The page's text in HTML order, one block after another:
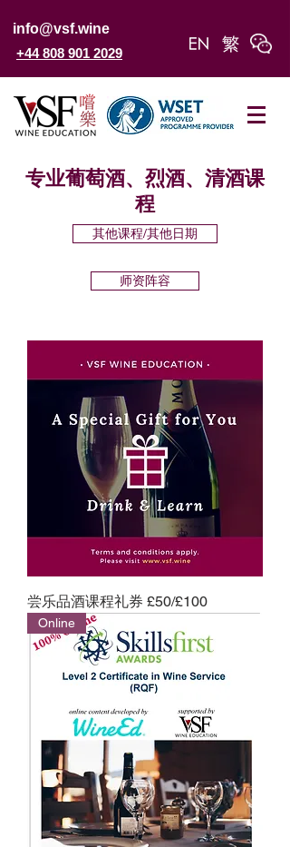
+44 808 901 2029
info@vsf.wine
专业葡萄酒、烈酒、清酒课
程
其他课程/其他日期
师资阵容
尝乐品酒课程礼券 £50/£100
Online